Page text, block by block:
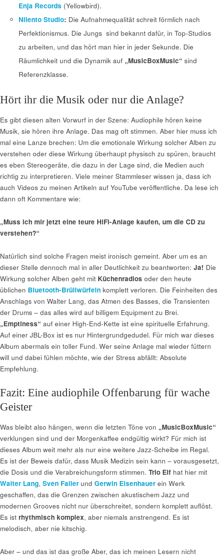
Enja Records (Yellowbird).
Nilento Studio: Die Aufnahmequalität schreit förmlich nach
Perfektionismus. Die Jungs sind bekannt dafür, in Top-Studios
zu arbeiten, und das hört man hier in jeder Sekunde. Die
Räumlichkeit und die Dynamik auf „MusicBoxMusic“ sind
Referenzklasse.
Hört ihr die Musik oder nur die Anlage?
Es gibt diesen alten Vorwurf in der Szene: Audiophile hören keine
Musik, sie hören ihre Anlage. Das mag oft stimmen. Aber hier muss ich
mal eine Lanze brechen: Um die emotionale Wirkung solcher Alben zu
verstehen oder diese Wirkung überhaupt physisch zu spüren, braucht
es eben Stereogeräte, die dazu in der Lage sind, die Medien auch
richtig zu interpretieren. Viele meiner Stammleser wissen ja, dass ich
auch Videos zu meinen Artikeln auf YouTube veröffentliche. Da lese ich
dann oft Kommentare wie:
„Muss ich mir jetzt eine teure HiFi-Anlage kaufen, um die CD zu
verstehen?“
Natürlich sind solche Fragen meist ironisch gemeint. Aber um es an
dieser Stelle dennoch mal in aller Deutlichkeit zu beantworten: Ja! Die
Wirkung solcher Alben geht mit Küchenradios oder den heute
üblichen Bluetooth-Brüllwürfeln komplett verloren. Die Feinheiten des
Anschlags von Walter Lang, das Atmen des Basses, die Transienten
der Drums – das alles wird auf billigem Equipment zu Brei.
„Emptiness“ auf einer High-End-Kette ist eine spirituelle Erfahrung.
Auf einer JBL-Box ist es nur Hintergrundgedudel. Für mich war dieses
Album abermals ein toller Fund. Wer seine Anlage mal wieder füttern
will und dabei fühlen möchte, wie der Stress abfällt: Absolute
Empfehlung.
Fazit: Eine audiophile Offenbarung für wache
Geister
Was bleibt also hängen, wenn die letzten Töne von „MusicBoxMusic“
verklungen sind und der Morgenkaffee endgültig wirkt? Für mich ist
dieses Album weit mehr als nur eine weitere Jazz-Scheibe im Regal.
Es ist der Beweis dafür, dass Musik Medizin sein kann – vorausgesetzt,
die Dosis und die Verabreichungsform stimmen. Trio Elf hat hier mit
Walter Lang, Sven Faller und Gerwin Eisenhauer ein Werk
geschaffen, das die Grenzen zwischen akustischem Jazz und
modernen Grooves nicht nur überschreitet, sondern komplett auflöst.
Es ist rhythmisch komplex, aber niemals anstrengend. Es ist
melodisch, aber nie kitschig.
Aber – und das ist das große Aber, das ich meinen Lesern nicht